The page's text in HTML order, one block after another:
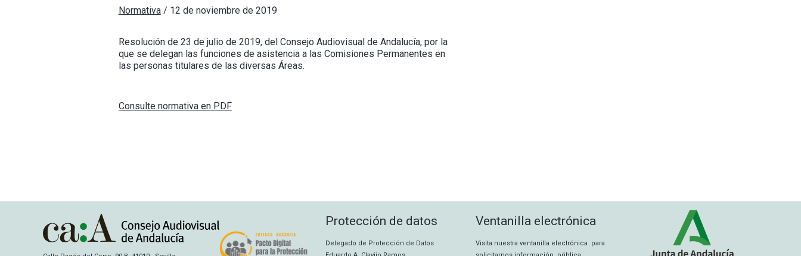
Normativa/ 12 de noviembre de 2019
Resolución de 23 de julio de 2019, del Consejo Audiovisual de Andalucía, por la
que se delegan las funciones de asistencia a las Comisiones Permanentes en
las personas titulares de las diversas Áreas.
Consulte normativa en PDF
Protección de datos
Delegado de Protección de Datos
Ventanilla electrónica
Visita nuestra ventanilla electrónica para